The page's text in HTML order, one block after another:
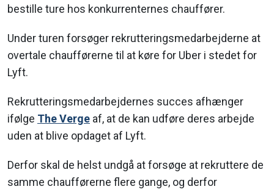
bestille ture hos konkurrenternes chauffører.
Under turen forsøger rekrutteringsmedarbejderne at
overtale chaufførerne til at køre for Uber i stedet for
Lyft.
Rekrutteringsmedarbejdernes succes afhænger
ifølge The Verge af, at de kan udføre deres arbejde
uden at blive opdaget af Lyft.
Derfor skal de helst undgå at forsøge at rekruttere de
samme chaufførerne flere gange, og derfor